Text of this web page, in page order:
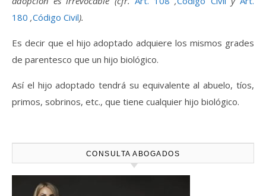
180 ,Código Civil).
Es decir que el hijo adoptado adquiere los mismos grades
de parentesco que un hijo biológico.
Así el hijo adoptado tendrá su equivalente al abuelo, tíos,
primos, sobrinos, etc., que tiene cualquier hijo biológico.
CONSULTA ABOGADOS